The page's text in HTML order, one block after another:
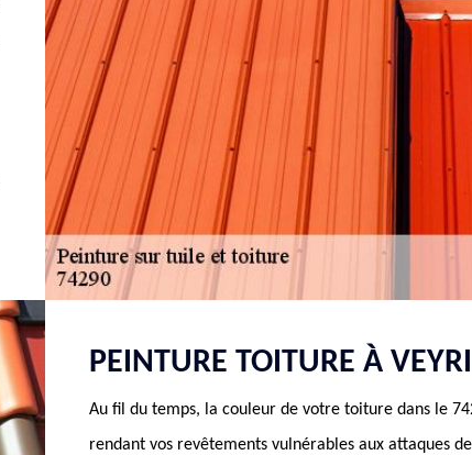
PEINTURE TOITURE À
Au fil du temps, la couleur de votre toiture dans le
rendant vos revêtements vulnérables aux attaques